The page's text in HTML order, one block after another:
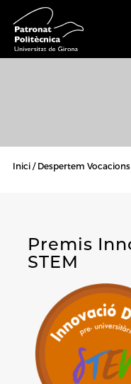
Inici Despertem Vocacions
Premis
STEM